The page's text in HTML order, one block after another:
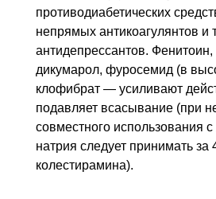
противодиабетических
непрямых антикоагулянтов и
антидепрессантов.
дикумарол, фуросемид (в
клофибрат — усиливают
подавляет всасывание (при
совместного использования
натрия следует принимать за
колестирамина).